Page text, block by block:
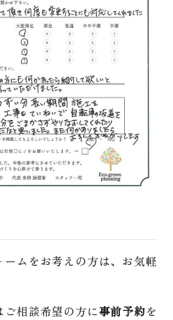
ムをお考えの方は、お気軽
相談希望の方に事前予約を